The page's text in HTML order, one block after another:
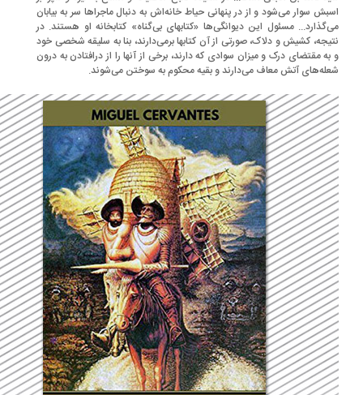
سوار می‌شود و از در پنهانی حیاط خانه‌اش به دنبال ماجراها سر به بیابان
مسئول این دیوانگی‌ها «کتابهای بی‌گناه» کتابخانه او هستند. در
کشیش و دلاک، صورتی از آن کتابها برمی‌دارند، بنا به سلیقه شخصی خود
مقتضای درک و میزان سوادی که دارند، برخی از آنها را از درافتادن به درون
آتش معاف می‌دارند و بقیه محکوم به سوختن می‌شوند.